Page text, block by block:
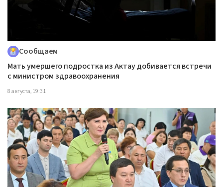
Сообщаем
Мать умершего подростка из Актау добивается встречи
с министром здравоохранения
8 августа, 19:31